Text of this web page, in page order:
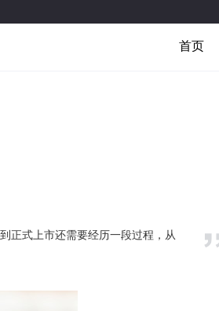
首页
正式上市还需要经历一段过程，从